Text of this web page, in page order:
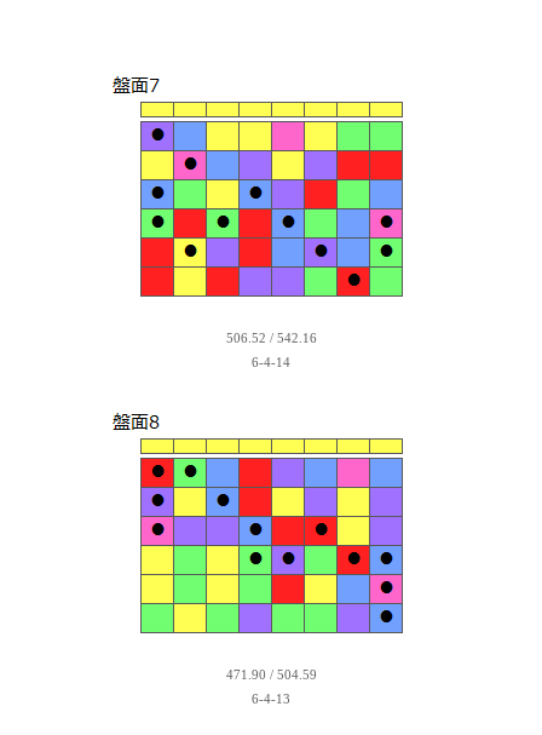
506.52 / 542.16
6-4-14
471.90 / 504.59
6-4-13